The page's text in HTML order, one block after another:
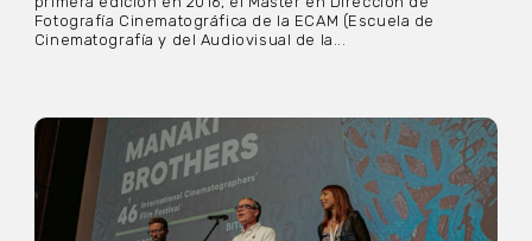
Fotografía Cinematográfica de la ECAM (Escuela de
Cinematografía y del Audiovisual de la...